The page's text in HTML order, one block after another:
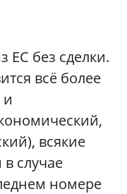
ЕС без сделки.
всё более
всякие
случае
номере